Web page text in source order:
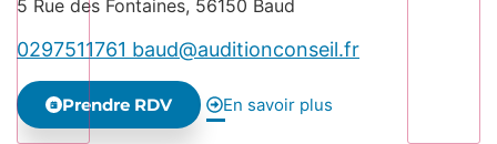
5 Rue des Fontaines, 56150 Baud
0297511761 baud@auditionconseil.fr
Prendre RDV En savoir plus